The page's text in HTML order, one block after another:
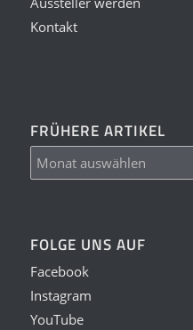
Kontakt
FRÜHERE ARTIKEL
FOLGE UNS AUF
Facebook
Instagram
YouTube